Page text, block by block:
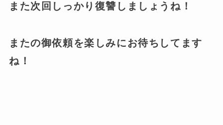
また次回しっかり復讐しましょうね！
またの御依頼を楽しみにお待ちしてます
ね！